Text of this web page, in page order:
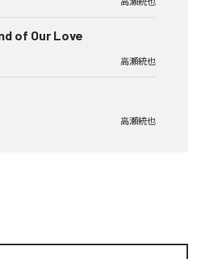
of Our Love
高瀬統也
高瀬統也